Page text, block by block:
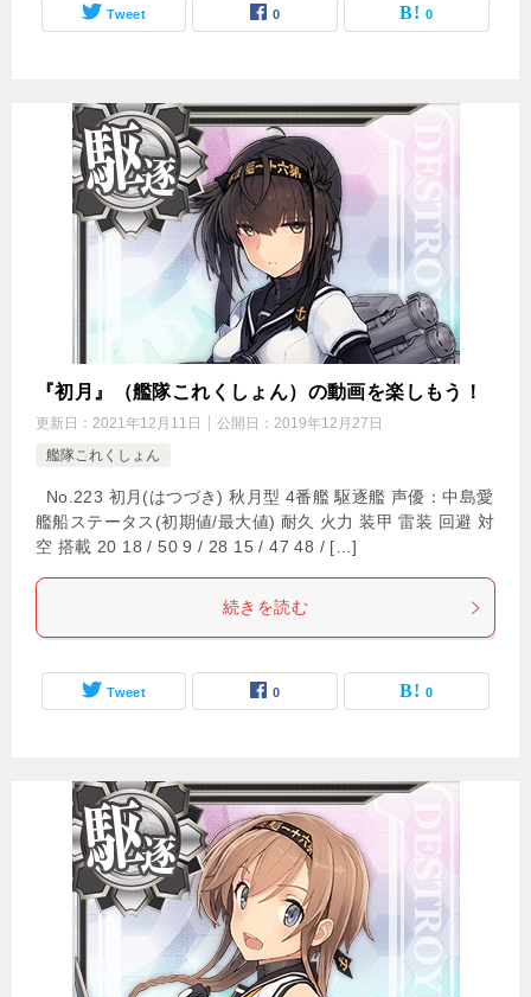
Tweet 0 0
『初月』（艦隊これくしょん）の動画を楽しもう！
更新日： 2021年12月11日 公開日： 2019年12月27日
艦隊これくしょん
No.223 初月(はつづき) 秋月型 4番艦 駆逐艦 声優：中島愛
艦船ステータス(初期値/最大値) 耐久 火力 装甲 雷装 回避 対
空 搭載 20 18 / 50 9 / 28 15 / 47 48 / […]
続きを読む
Tweet 0 0